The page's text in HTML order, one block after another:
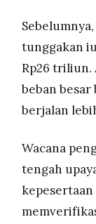
tunggakan
Rp26 triliun.
beban besar
berjalan
Wacana
tengah
kepesertaan